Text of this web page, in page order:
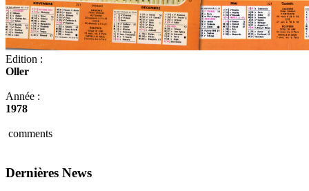
Edition :
Oller
Année :
1978
comments
Dernières News